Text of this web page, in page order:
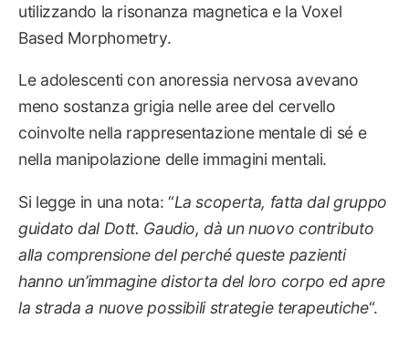
utilizzando la risonanza magnetica e la Voxel
Based Morphometry.
Le adolescenti con anoressia nervosa avevano
meno sostanza grigia nelle aree del cervello
coinvolte nella rappresentazione mentale di sé e
nella manipolazione delle immagini mentali.
Si legge in una nota: “La scoperta, fatta dal gruppo
guidato dal Dott. Gaudio, dà un nuovo contributo
alla comprensione del perché queste pazienti
hanno un’immagine distorta del loro corpo ed apre
la strada a nuove possibili strategie terapeutiche“.